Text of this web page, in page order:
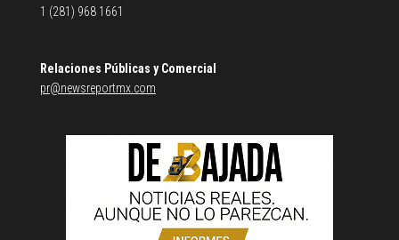
1 (281) 968 1661
Relaciones Públicas y Comercial
pr@newsreportmx.com